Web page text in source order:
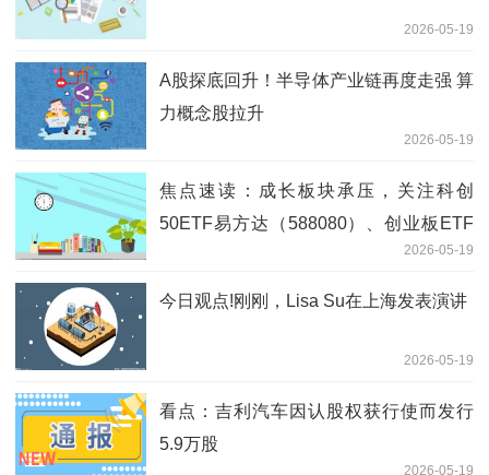
2026-05-19
A股探底回升！半导体产业链再度走强 算
力概念股拉升
2026-05-19
焦点速读：成长板块承压，关注科创
50ETF易方达（588080）、创业板ETF
易方达（159915）等产品后续走势2026-05-19
今日观点!刚刚，Lisa Su在上海发表演讲
2026-05-19
看点：吉利汽车因认股权获行使而发行
5.9万股
2026-05-19